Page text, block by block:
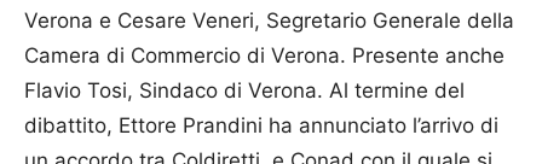
Verona e Cesare Veneri, Segretario Generale della
Camera di Commercio di Verona. Presente anche
Flavio Tosi, Sindaco di Verona. Al termine del
dibattito, Ettore Prandini ha annunciato l’arrivo di